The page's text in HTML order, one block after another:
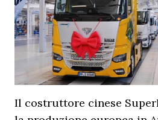
Il costruttore cinese